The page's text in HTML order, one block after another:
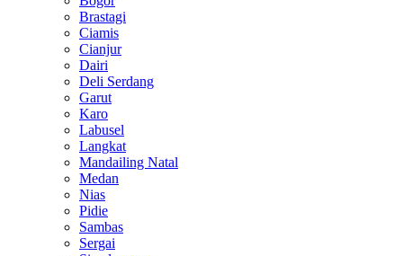
Brastagi
Ciamis
Cianjur
Dairi
Deli Serdang
Garut
Karo
Labusel
Langkat
Mandailing Natal
Medan
Nias
Pidie
Sambas
Sergai